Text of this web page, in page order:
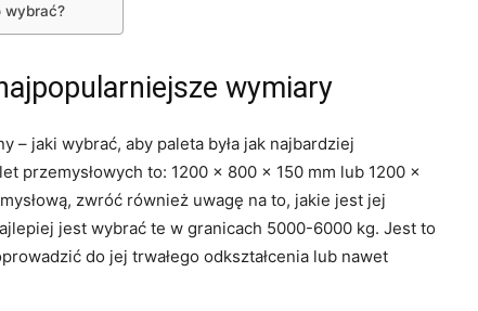
wybrać?
wymiary
– jaki wybrać, aby paleta była jak najbardziej
przemysłowych to: 1200 × 800 × 150 mm lub 1200 ×
zwróć również uwagę na to, jakie jest jej
jest wybrać te w granicach 5000-6000 kg. Jest to
do jej trwałego odkształcenia lub nawet